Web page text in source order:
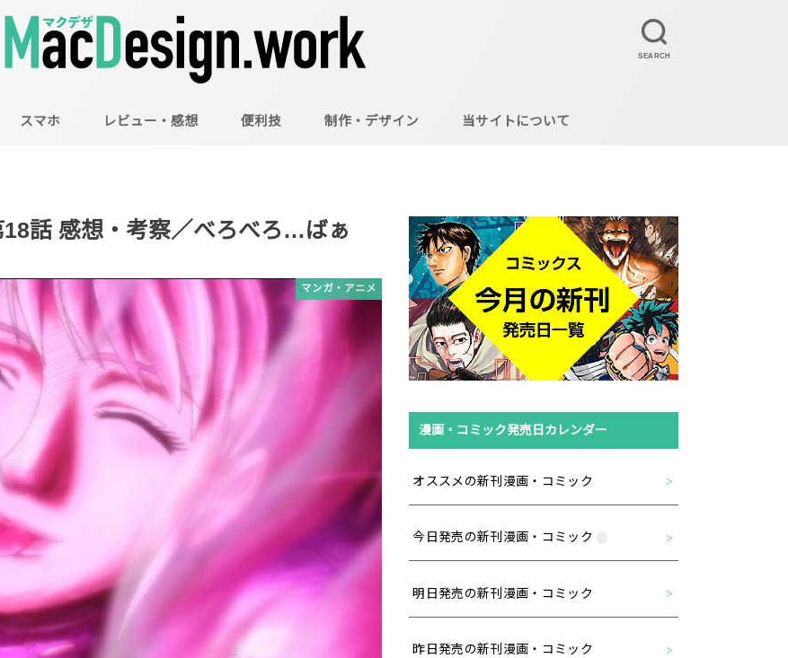
SEARCH
スマホ レビュー・感想 便利技 制作・デザイン 当サイトについて
話 感想・考察／べろべろ…ばぁ
マンガ・アニメ
漫画・コミック発売日カレンダー
オススメの新刊漫画・コミック
今日発売の新刊漫画・コミック
明日発売の新刊漫画・コミック
昨日発売の新刊漫画・コミック